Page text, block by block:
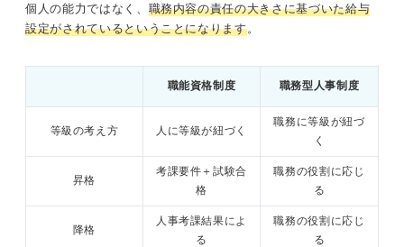
個人の能力ではなく、 職務内容の責任の大きさに基づいた給与
設定がされているということになります。
職能資格制度 職務型人事制度
等級の考え方 人に等級が紐づく
職務に等級が紐づ
く
昇格
考課要件＋試験合
格
職務の役割に応じ
る
降格
人事考課結果によ
る
職務の役割に応じ
る